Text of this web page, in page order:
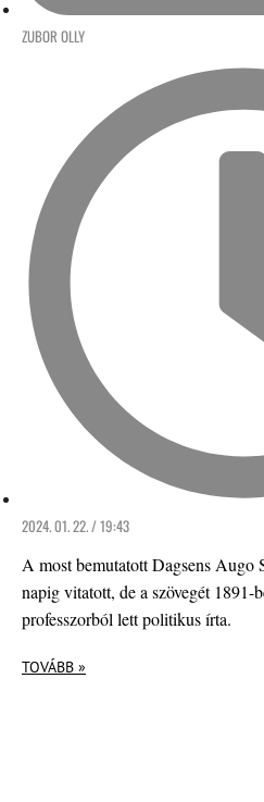
ZUBOR OLLY
2024. 01. 22. / 19:43
A most bemutatott Dagsens Augo
napig vitatott, de a szövegét
professzorból lett politikus írta.
TOVÁBB »